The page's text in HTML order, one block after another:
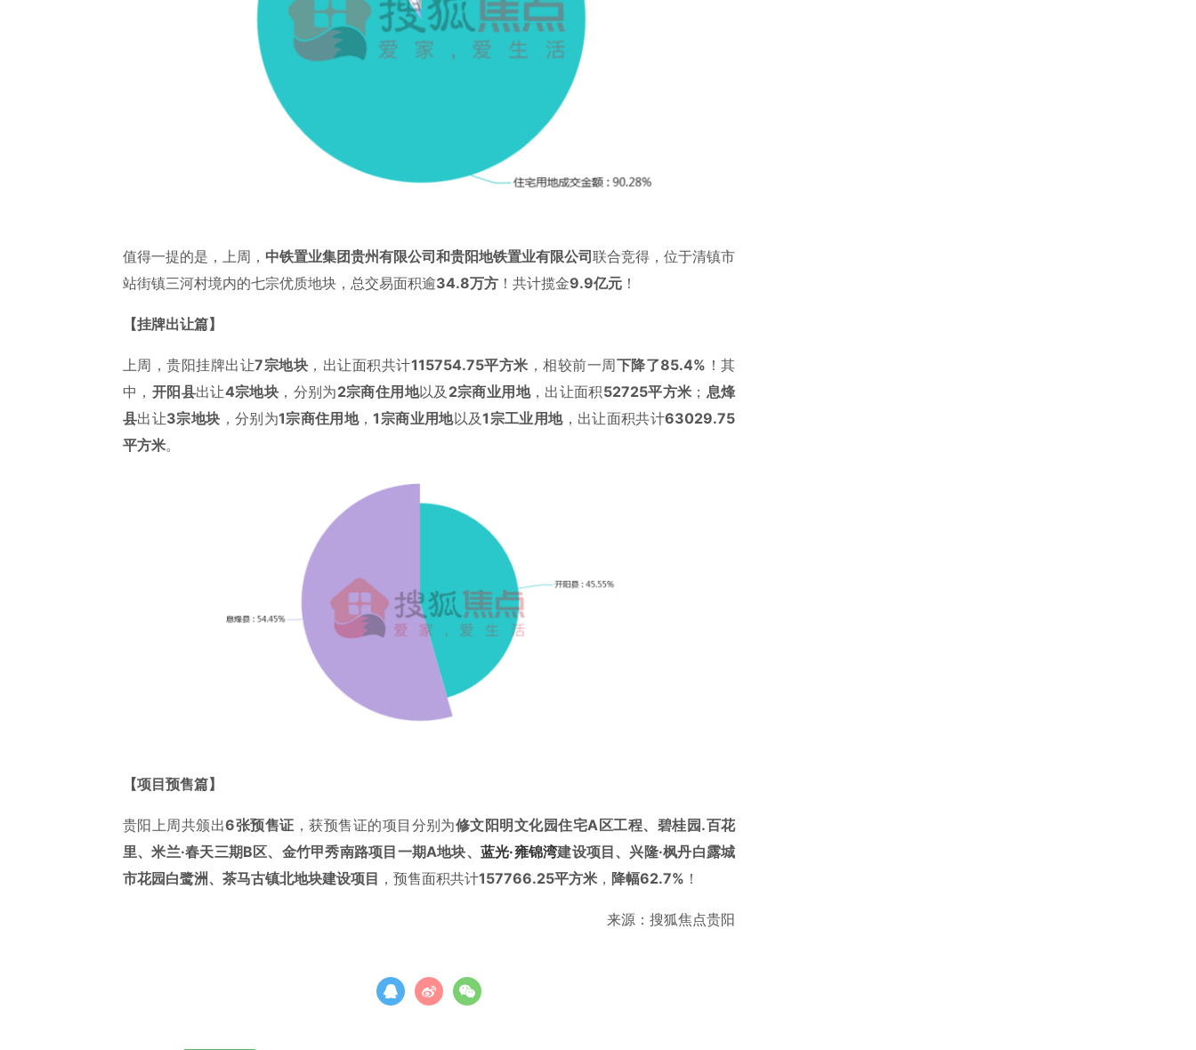
值得一提的是，上周， 中铁置业集团贵州有限公司和贵阳地铁置业有限公司 联合竞得，位于清镇市
站街镇三河村境内的七宗优质地块，总交易面积逾34.8万方 ！共计揽金9.9亿元 ！
【挂牌出让篇】
上周，贵阳挂牌出让7宗地块 ，出让面积共计115754.75平方米 ，相较前一周下降了85.4% ！其
中， 开阳县出让4宗地块 ，分别为2宗商住用地以及 2宗商业用地，出让面积52725平方米 ； 息烽
县出让3宗地块 ，分别为1宗商住用地，1宗商业用地以及1宗工业用地，出让面积共计63029.75
平方米。
【项目预售篇】
贵阳上周共颁出6张预售证 ，获预售证的项目分别为修文阳明文化园住宅A区工程、碧桂园.百花
里、米兰·春天三期B区、金竹甲秀南路项目一期A地块、 蓝光·雍锦湾建设项目、 兴隆·枫丹白露城
市花园白鹭洲、茶马古镇北地块建设项目 ，预售面积共计157766.25平方米 ， 降幅62.7% ！
来源：搜狐焦点贵阳